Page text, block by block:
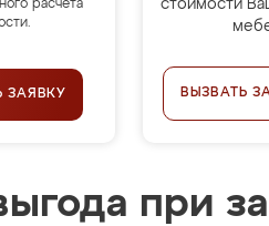
расчёта
ЗАЯВКУ
стоимости
ВЫЗВАТЬ
при